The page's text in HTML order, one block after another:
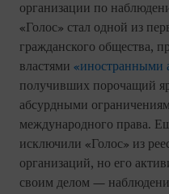
организации по
«Голос» стал одной из
гражданского общества,
властями «иностранными
получивших порочащий
абсурдными
международного права.
исключили «Голос» из
организаций, но его
своим делом —